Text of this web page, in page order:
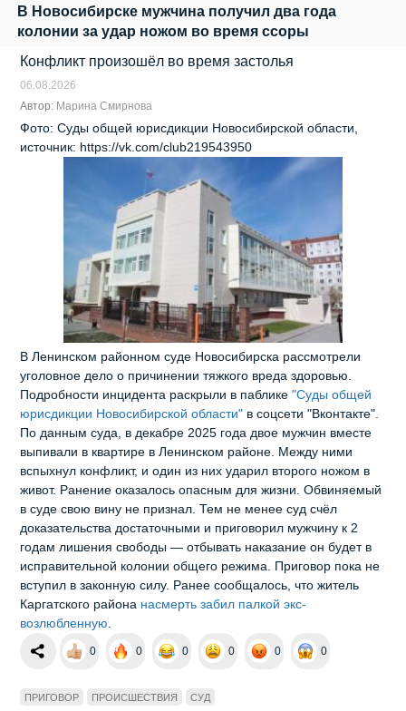
В Новосибирске мужчина получил два года
колонии за удар ножом во время ссоры
Конфликт произошёл во время застолья
06.08.2026
Автор: Марина Смирнова
Фото: Суды общей юрисдикции Новосибирской области,
источник: https://vk.com/club219543950
В Ленинском районном суде Новосибирска рассмотрели
уголовное дело о причинении тяжкого вреда здоровью.
Подробности инцидента раскрыли в паблике"Суды общей
юрисдикции Новосибирской области" в соцсети "Вконтакте".
По данным суда, в декабре 2025 года двое мужчин вместе
выпивали в квартире в Ленинском районе. Между ними
вспыхнул конфликт, и один из них ударил второго ножом в
живот. Ранение оказалось опасным для жизни. Обвиняемый
в суде свою вину не признал. Тем не менее суд счёл
доказательства достаточными и приговорил мужчину к 2
годам лишения свободы — отбывать наказание он будет в
исправительной колонии общего режима. Приговор пока не
вступил в законную силу. Ранее сообщалось, что житель
Каргатского района насмерть забил палкой экс-
возлюбленную.
0 0 0 0 0 0
ПРИГОВОР ПРОИСШЕСТВИЯ СУД